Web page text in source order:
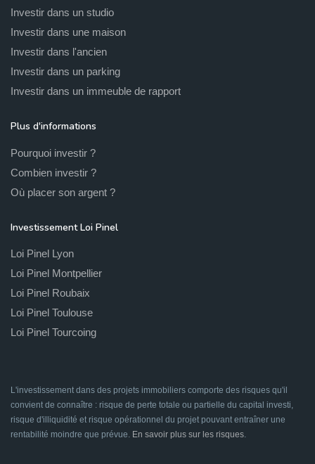
Investir dans un studio
Investir dans une maison
Investir dans l'ancien
Investir dans un parking
Investir dans un immeuble de rapport
Plus d'informations
Pourquoi investir ?
Combien investir ?
Où placer son argent ?
Investissement Loi Pinel
Loi Pinel Lyon
Loi Pinel Montpellier
Loi Pinel Roubaix
Loi Pinel Toulouse
Loi Pinel Tourcoing
L'investissement dans des projets immobiliers comporte des risques qu'il
convient de connaître : risque de perte totale ou partielle du capital investi,
risque d'illiquidité et risque opérationnel du projet pouvant entraîner une
rentabilité moindre que prévue. En savoir plus sur les risques